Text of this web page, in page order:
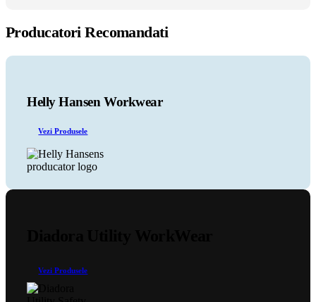
are
multe
pagina
produsului.
Producatori Recomandati
Helly Hansen Workwear
Vezi Produsele
Vezi Produsele